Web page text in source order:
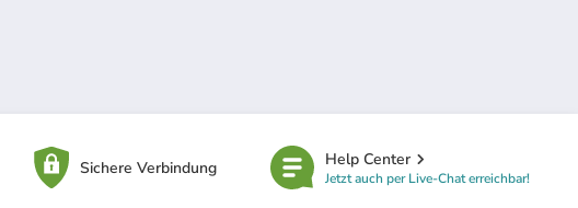
Sichere Verbindung Help Center
Jetzt auch per Live-Chat erreichbar!